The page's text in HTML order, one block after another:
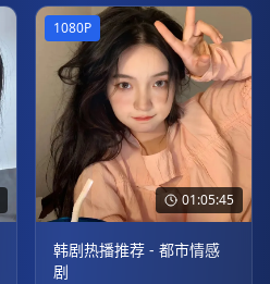
01:05:45
1080P
韩剧热播推荐 - 都市情感
剧